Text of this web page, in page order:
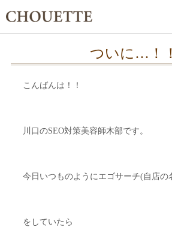
ついに…！！
こんばんは！！
川口のSEO対策美容師木部です。
今日いつものようにエゴサーチ(自店の
をしていたら